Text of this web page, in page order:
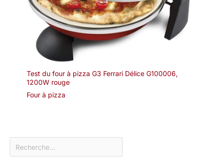
Test du four à pizza G3 Ferrari Délice G100006,
1200W rouge
Four à pizza